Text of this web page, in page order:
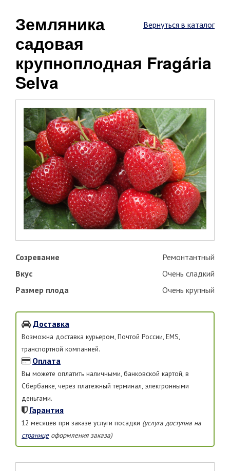
Вернуться в каталог
Земляника
садовая
крупноплодная Fragária
Selva
Созревание
Ремонтантный
Вкус
Очень сладкий
Размер плода
Очень крупный
Доставка
Возможна доставка курьером, Почтой России, EMS,
транспортной компанией.
Оплата
Вы можете оплатить наличными, банковской картой, в
Сбербанке, через платежный терминал, электронными
деньгами.
Гарантия
12 месяцев при заказе услуги посадки (услуга доступна на
страницеоформления заказа)